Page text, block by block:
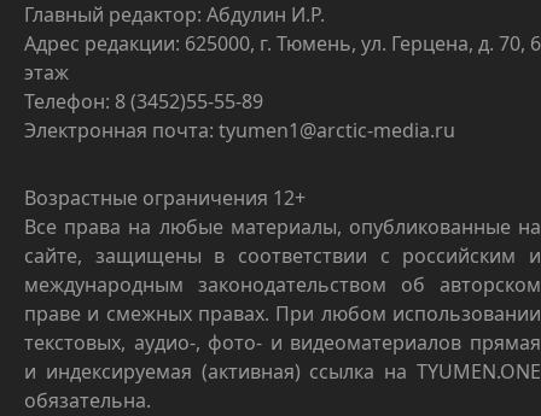
Главный редактор: Абдулин И.Р.
Адрес редакции: 625000, г. Тюмень, ул. Герцена, д. 70, 6
этаж
Телефон: 8 (3452)55-55-89
Электронная почта: tyumen1@arctic-media.ru
Возрастные ограничения 12+
Все права на любые материалы, опубликованные на
сайте, защищены в соответствии с российским и
международным законодательством об авторском
праве и смежных правах. При любом использовании
текстовых, аудио-, фото- и видеоматериалов прямая
и индексируемая (активная) ссылка на TYUMEN.ONE
обязательна.